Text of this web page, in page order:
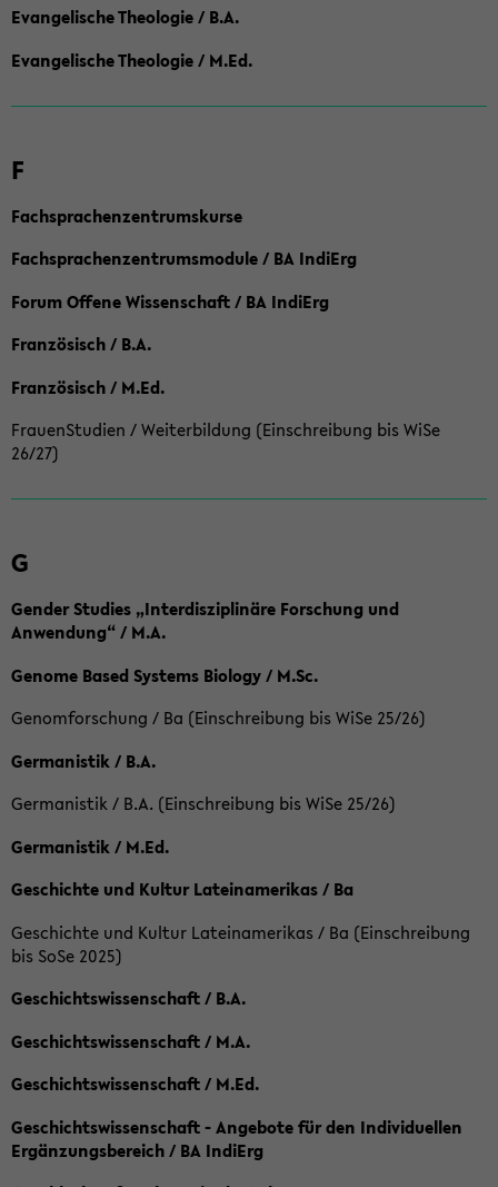
Evangelische Theologie / B.A.
Evangelische Theologie / M.Ed.
F
Fachsprachenzentrumskurse
Fachsprachenzentrumsmodule / BA IndiErg
Forum Offene Wissenschaft / BA IndiErg
Französisch / B.A.
Französisch / M.Ed.
FrauenStudien / Weiterbildung (Einschreibung bis WiSe
26/27)
G
Gender Studies „Interdisziplinäre Forschung und
Anwendung“ / M.A.
Genome Based Systems Biology / M.Sc.
Genomforschung / Ba (Einschreibung bis WiSe 25/26)
Germanistik / B.A.
Germanistik / B.A. (Einschreibung bis WiSe 25/26)
Germanistik / M.Ed.
Geschichte und Kultur Lateinamerikas / Ba
Geschichte und Kultur Lateinamerikas / Ba (Einschreibung
bis SoSe 2025)
Geschichtswissenschaft / B.A.
Geschichtswissenschaft / M.A.
Geschichtswissenschaft / M.Ed.
Geschichtswissenschaft - Angebote für den Individuellen
Ergänzungsbereich / BA IndiErg